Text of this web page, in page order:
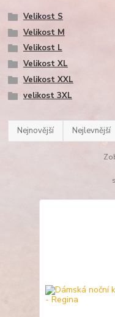
Velikost S
Velikost M
Velikost L
Velikost XL
Velikost XXL
velikost 3XL
Nejnovější Nejlevnější